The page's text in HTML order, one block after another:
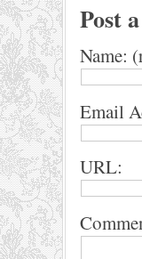
Post
Name:
Email
URL: